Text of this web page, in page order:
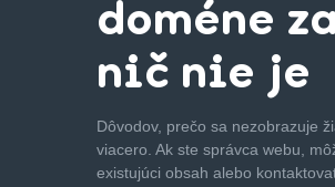
doméne
nič nie je
Dôvodov, prečo sa nezobrazuje
viacero. Ak ste správca webu,
existujúci obsah alebo